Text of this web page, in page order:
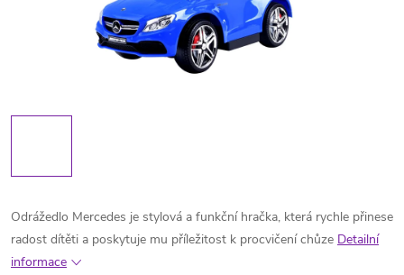
Odrážedlo Mercedes je stylová a funkční hračka, která rychle přinese
radost dítěti a poskytuje mu příležitost k procvičení chůze Detailní
informace